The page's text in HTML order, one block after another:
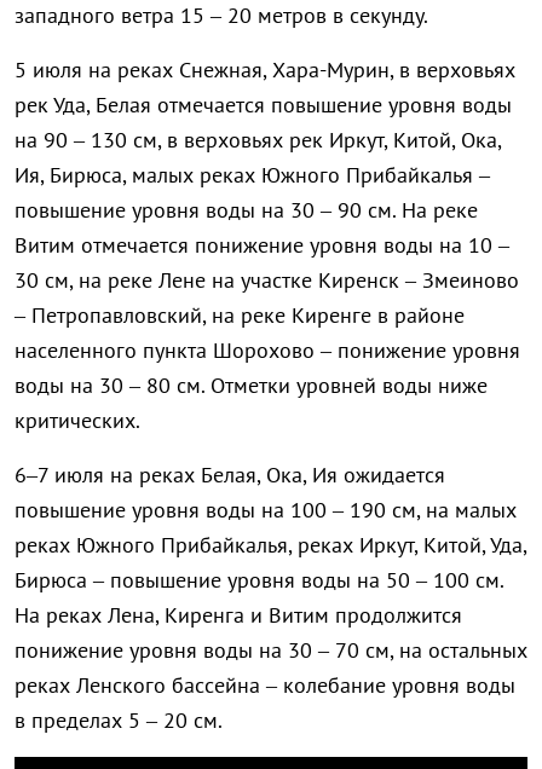
западного ветра 15 – 20 метров в секунду.
5 июля на реках Снежная, Хара-Мурин, в верховьях
рек Уда, Белая отмечается повышение уровня воды
на 90 – 130 см, в верховьях рек Иркут, Китой, Ока,
Ия, Бирюса, малых реках Южного Прибайкалья –
повышение уровня воды на 30 – 90 см. На реке
Витим отмечается понижение уровня воды на 10 –
30 см, на реке Лене на участке Киренск – Змеиново
– Петропавловский, на реке Киренге в районе
населенного пункта Шорохово – понижение уровня
воды на 30 – 80 см. Отметки уровней воды ниже
критических.
6–7 июля на реках Белая, Ока, Ия ожидается
повышение уровня воды на 100 – 190 см, на малых
реках Южного Прибайкалья, реках Иркут, Китой, Уда,
Бирюса – повышение уровня воды на 50 – 100 см.
На реках Лена, Киренга и Витим продолжится
понижение уровня воды на 30 – 70 см, на остальных
реках Ленского бассейна – колебание уровня воды
в пределах 5 – 20 см.